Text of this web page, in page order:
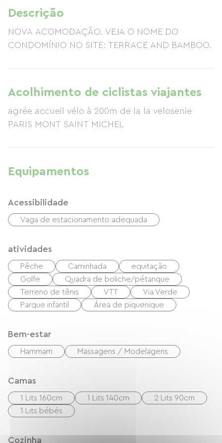
Descrição
NOVA ACOMODAÇÃO. VEJA O NOME DO
CONDOMÍNIO NO SITE: TERRACE AND BAMBOO.
Acolhimento de ciclistas viajantes
agrée accueil vélo à 200m de la la velosenie
PARIS MONT SAINT MICHEL
Equipamentos
Acessibilidade
Vaga de estacionamento adequada
atividades
Pêche Caminhada
equitação
Golfe
Quadra de boliche/pétanque
Terreno de tênis
VTT
Via Verde
Parque infantil
Área de piquenique
Bem-estar
Hammam Massagens / Modelagens
Camas
1 Lits 160cm 1 Lits 140cm
2 Lits 90cm
1 Lits bébés
Cozinha